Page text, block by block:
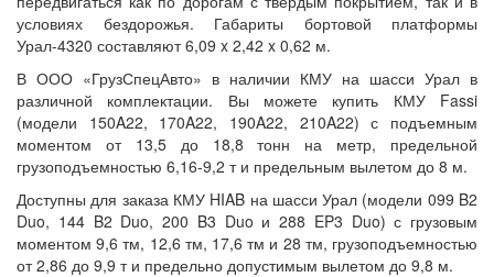
условиях бездорожья. Габариты бортовой платформы
Урал-4320 составляют 6,09 x 2,42 x 0,62 м.
В ООО «ГрузСпецАвто» в наличии КМУ на шасси Урал в
различной комплектации. Вы можете купить КМУ Fassi
(модели 150A22, 170A22, 190A22, 210A22) с подъемным
моментом от 13,5 до 18,8 тонн на метр, предельной
грузоподъемностью 6,16-9,2 т и предельным вылетом до 8 м.
Доступны для заказа КМУ HIAB на шасси Урал (модели 099 B2
Duo, 144 B2 Duo, 200 B3 Duo и 288 EP3 Duo) с грузовым
моментом 9,6 тм, 12,6 тм, 17,6 тм и 28 тм, грузоподъемностью
от 2,86 до 9,9 т и предельно допустимым вылетом до 9,8 м.